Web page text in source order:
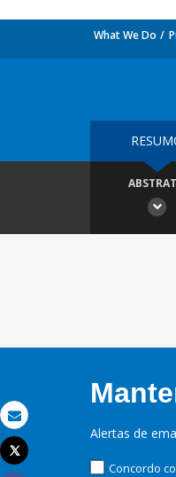
Email
Imprimir
Tweet
What We Do
Alertas de
Concordo